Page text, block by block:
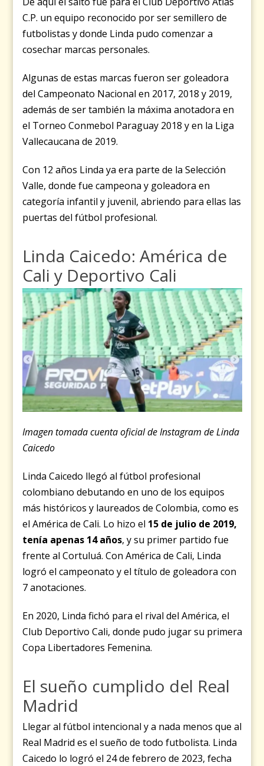
C.P. un equipo reconocido por ser semillero de
futbolistas y donde Linda pudo comenzar a
cosechar marcas personales.
Algunas de estas marcas fueron ser goleadora
del Campeonato Nacional en 2017, 2018 y 2019,
además de ser también la máxima anotadora en
el Torneo Conmebol Paraguay 2018 y en la Liga
Vallecaucana de 2019.
Con 12 años Linda ya era parte de la Selección
Valle, donde fue campeona y goleadora en
categoría infantil y juvenil, abriendo para ellas las
puertas del fútbol profesional.
Linda Caicedo: América de
Cali y Deportivo Cali
Imagen tomada cuenta oficial de Instagram de Linda
Caicedo
Linda Caicedo llegó al fútbol profesional
colombiano debutando en uno de los equipos
más históricos y laureados de Colombia, como es
el América de Cali. Lo hizo el 15 de julio de 2019,
tenía apenas 14 años, y su primer partido fue
frente al Cortuluá. Con América de Cali, Linda
logró el campeonato y el título de goleadora con
7 anotaciones.
En 2020, Linda fichó para el rival del América, el
Club Deportivo Cali, donde pudo jugar su primera
Copa Libertadores Femenina.
El sueño cumplido del Real
Madrid
Llegar al fútbol intencional y a nada menos que al
Real Madrid es el sueño de todo futbolista. Linda
Caicedo lo logró el 24 de febrero de 2023, fecha